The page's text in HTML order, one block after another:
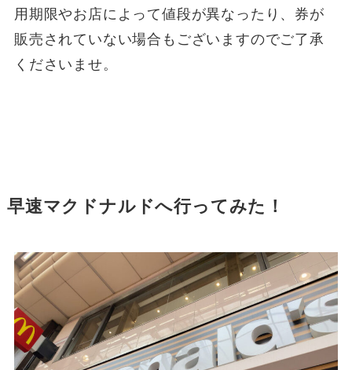
用期限やお店によって値段が異なったり、券が
販売されていない場合もございますのでご了承
くださいませ。
早速マクドナルドへ行ってみた！